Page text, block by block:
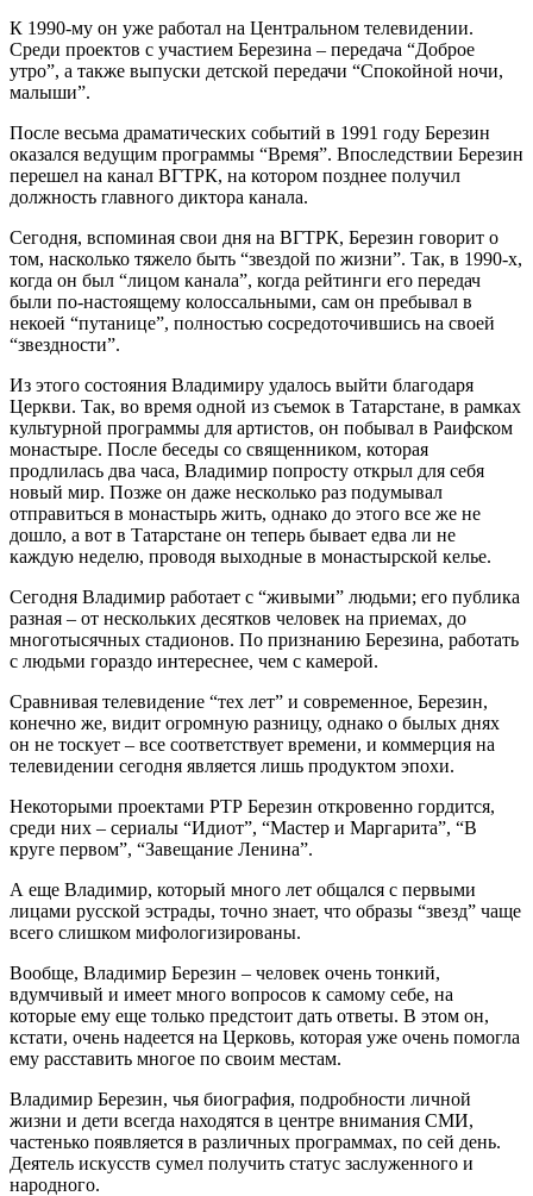
К 1990-му он уже работал на Центральном телевидении.
Среди проектов с участием Березина – передача “Доброе
утро”, а также выпуски детской передачи “Спокойной ночи,
малыши”.
После весьма драматических событий в 1991 году Березин
оказался ведущим программы “Время”. Впоследствии Березин
перешел на канал ВГТРК, на котором позднее получил
должность главного диктора канала.
Сегодня, вспоминая свои дня на ВГТРК, Березин говорит о
том, насколько тяжело быть “звездой по жизни”. Так, в 1990-х,
когда он был “лицом канала”, когда рейтинги его передач
были по-настоящему колоссальными, сам он пребывал в
некоей “путанице”, полностью сосредоточившись на своей
“звездности”.
Из этого состояния Владимиру удалось выйти благодаря
Церкви. Так, во время одной из съемок в Татарстане, в рамках
культурной программы для артистов, он побывал в Раифском
монастыре. После беседы со священником, которая
продлилась два часа, Владимир попросту открыл для себя
новый мир. Позже он даже несколько раз подумывал
отправиться в монастырь жить, однако до этого все же не
дошло, а вот в Татарстане он теперь бывает едва ли не
каждую неделю, проводя выходные в монастырской келье.
Сегодня Владимир работает с “живыми” людьми; его публика
разная – от нескольких десятков человек на приемах, до
многотысячных стадионов. По признанию Березина, работать
с людьми гораздо интереснее, чем с камерой.
Сравнивая телевидение “тех лет” и современное, Березин,
конечно же, видит огромную разницу, однако о былых днях
он не тоскует – все соответствует времени, и коммерция на
телевидении сегодня является лишь продуктом эпохи.
Некоторыми проектами РТР Березин откровенно гордится,
среди них – сериалы “Идиот”, “Мастер и Маргарита”, “В
круге первом”, “Завещание Ленина”.
А еще Владимир, который много лет общался с первыми
лицами русской эстрады, точно знает, что образы “звезд” чаще
всего слишком мифологизированы.
Вообще, Владимир Березин – человек очень тонкий,
вдумчивый и имеет много вопросов к самому себе, на
которые ему еще только предстоит дать ответы. В этом он,
кстати, очень надеется на Церковь, которая уже очень помогла
ему расставить многое по своим местам.
Владимир Березин, чья биография, подробности личной
жизни и дети всегда находятся в центре внимания СМИ,
частенько появляется в различных программах, по сей день.
Деятель искусств сумел получить статус заслуженного и
народного.